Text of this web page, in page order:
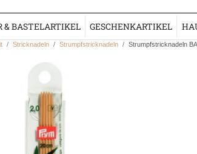
& BASTELARTIKEL GESCHENKARTIKEL
Stricknadeln Strumpfstricknadeln Strumpfstricknadeln